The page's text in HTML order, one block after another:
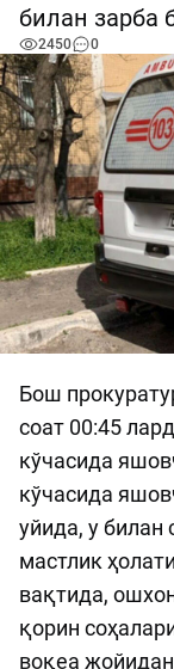
билан зарба
2450 0
Бош
соат 00:45
кўчасида
кўчасида
уйида, у билан
мастлик
вақтида,
қорин
воқеа